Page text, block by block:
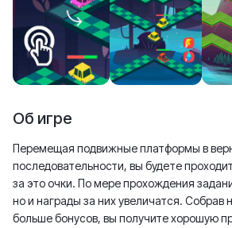
Об игре
Перемещая подвижные платформы в
последовательности, вы будете
за это очки. По мере прохождения
но и награды за них увеличатся. Собрав
больше бонусов, вы получите хорошую